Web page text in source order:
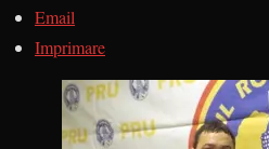
Email
Imprimare